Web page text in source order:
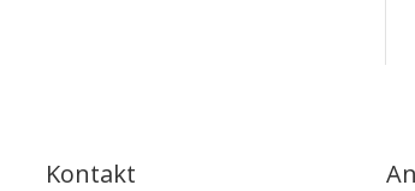
Kontakt